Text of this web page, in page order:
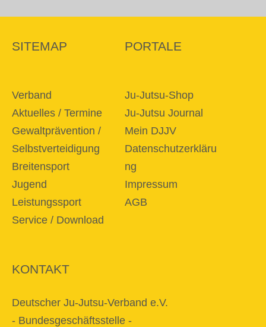
SITEMAP
Verband
Aktuelles / Termine
Gewaltprävention /
Selbstverteidigung
Breitensport
Jugend
Leistungssport
Service / Download
PORTALE
Ju-Jutsu-Shop
Ju-Jutsu Journal
Mein DJJV
Datenschutzerkläru
ng
Impressum
AGB
KONTAKT
Deutscher Ju-Jutsu-Verband e.V.
- Bundesgeschäftsstelle -